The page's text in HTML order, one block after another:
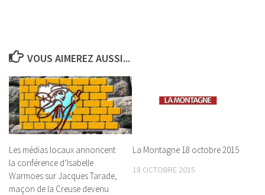
VOUS AIMEREZ AUSSI...
Les médias locaux annoncent
la conférence d’Isabelle
Warmoes sur Jacques Tarade,
maçon de la Creuse devenu
La Montagne 18 octobre 2015
18 OCTOBRE 2015